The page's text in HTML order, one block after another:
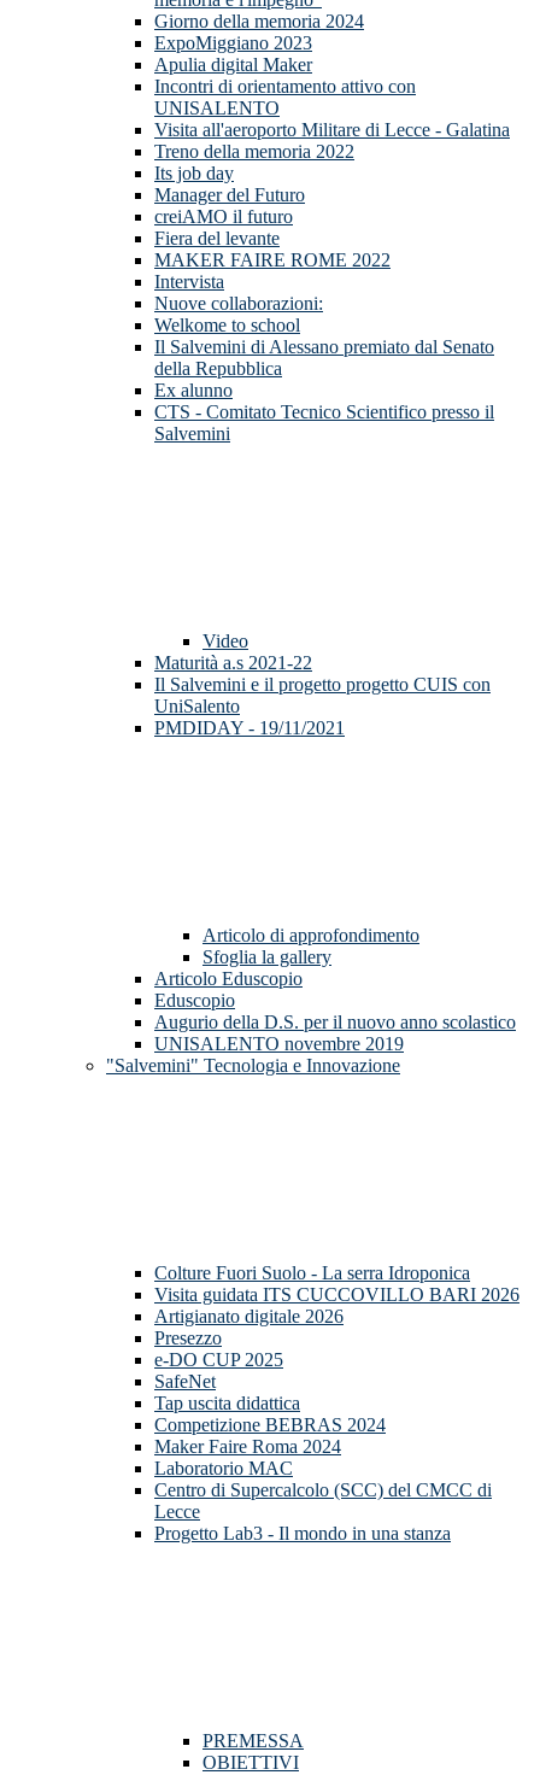
Giorno della memoria 2024
ExpoMiggiano 2023
Apulia digital Maker
Incontri di orientamento attivo con
UNISALENTO
Visita all'aeroporto Militare di Lecce - Galatina
Treno della memoria 2022
Its job day
Manager del Futuro
creiAMO il futuro
Fiera del levante
MAKER FAIRE ROME 2022
Intervista
Nuove collaborazioni:
Welkome to school
Il Salvemini di Alessano premiato dal Senato
della Repubblica
Ex alunno
CTS - Comitato Tecnico Scientifico presso il
Salvemini
Video
Maturità a.s 2021-22
Il Salvemini e il progetto progetto CUIS con
UniSalento
PMDIDAY - 19/11/2021
Articolo di approfondimento
Sfoglia la gallery
Articolo Eduscopio
Eduscopio
Augurio della D.S. per il nuovo anno scolastico
UNISALENTO novembre 2019
"Salvemini" Tecnologia e Innovazione
Colture Fuori Suolo - La serra Idroponica
Visita guidata ITS CUCCOVILLO BARI 2026
Artigianato digitale 2026
Presezzo
e-DO CUP 2025
SafeNet
Tap uscita didattica
Competizione BEBRAS 2024
Maker Faire Roma 2024
Laboratorio MAC
Centro di Supercalcolo (SCC) del CMCC di
Lecce
Progetto Lab3 - Il mondo in una stanza
PREMESSA
OBIETTIVI